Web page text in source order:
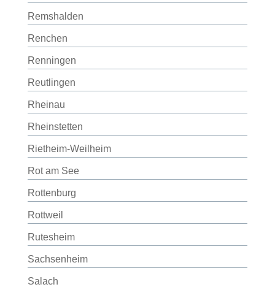
Remshalden
Renchen
Renningen
Reutlingen
Rheinau
Rheinstetten
Rietheim-Weilheim
Rot am See
Rottenburg
Rottweil
Rutesheim
Sachsenheim
Salach